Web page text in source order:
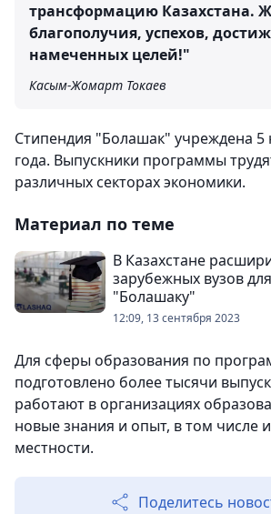
трансформацию Казахстана.
благополучия, успехов,
намеченных целей!"
Касым-Жомарт Токаев
Стипендия "Болашак" учреждена 5
года. Выпускники программы
различных секторах экономики.
Материал по теме
В Казахстане
зарубежных вузов
"Болашаку"
12:09, 13 сентября 2023
Для сферы образования по
подготовлено более тысячи
работают в организациях
новые знания и опыт, в том числе
местности.
Поделитесь